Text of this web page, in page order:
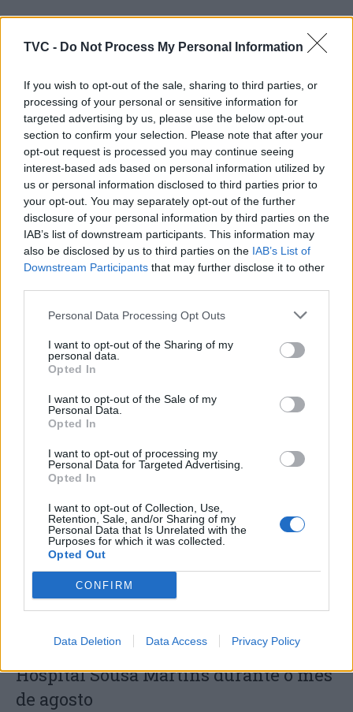
TVC - Do Not Process My Personal Information
If you wish to opt-out of the sale, sharing to third parties, or
processing of your personal or sensitive information for
targeted advertising by us, please use the below opt-out
section to confirm your selection. Please note that after your
opt-out request is processed you may continue seeing
interest-based ads based on personal information utilized by
us or personal information disclosed to third parties prior to
your opt-out. You may separately opt-out of the further
disclosure of your personal information by third parties on the
IAB’s list of downstream participants. This information may
also be disclosed by us to third parties on the IAB’s List of
Downstream Participants that may further disclose it to other
Personal Data Processing Opt Outs
I want to opt-out of the Sharing of my
personal data.
Opted In
I want to opt-out of the Sale of my
Personal Data.
Opted In
I want to opt-out of processing my
Personal Data for Targeted Advertising.
Opted In
I want to opt-out of Collection, Use,
Retention, Sale, and/or Sharing of my
Personal Data that Is Unrelated with the
Purposes for which it was collected.
Opted Out
CONFIRM
Data Deletion Data Access Privacy Policy
ARTIGOS RELACIONADOSMAIS DO AUTOR
Deputados do PSD saúdam Banda
Sinfónica da ARMAB pelo 1º lugar no
certame internacional de Valência
Capacita Jovem de Poiares aproxima
jovens ao mundo do trabalho
Colheita de sangue regressa ao
Hospital Sousa Martins durante o mês
de agosto